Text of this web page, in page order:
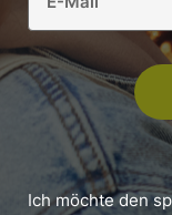
Ich möchte den